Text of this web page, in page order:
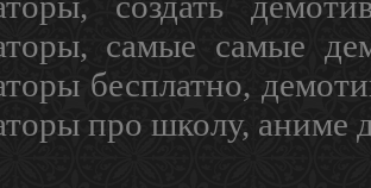
самые самые
бесплатно,
про школу, аниме